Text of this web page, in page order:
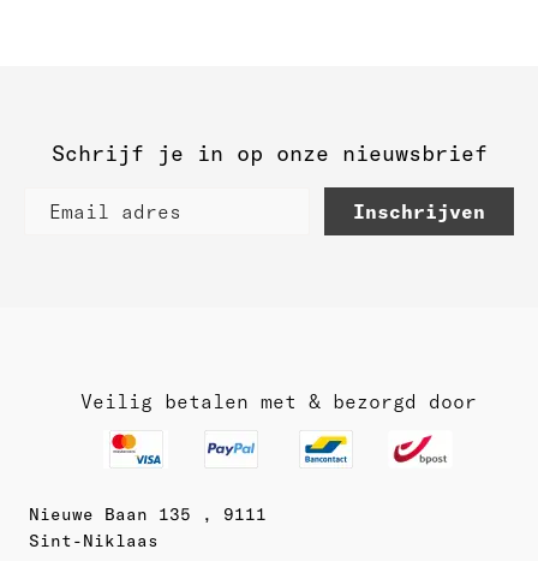
Schrijf je in op onze nieuwsbrief
Inschrijven
Veilig betalen met & bezorgd door
Nieuwe Baan 135 , 9111
Sint-Niklaas